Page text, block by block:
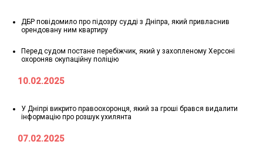
ДБР повідомило про підозру судді з Дніпра, який привласнив
орендовану ним квартиру
Перед судом постане перебіжчик, який у захопленому Херсоні
охороняв окупаційну поліцію
10.02.2025
У Дніпрі викрито правоохоронця, який за гроші брався видалити
інформацію про розшук ухилянта
07.02.2025